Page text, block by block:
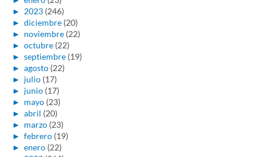
► 2023 (246)
► diciembre (20)
► noviembre (22)
► octubre (22)
► septiembre (19)
► agosto (22)
► julio (17)
► junio (17)
► mayo (23)
► abril (20)
► marzo (23)
► febrero (19)
► enero (22)